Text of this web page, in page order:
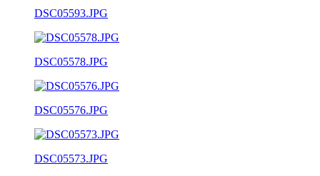
DSC05593.JPG
DSC05578.JPG
DSC05576.JPG
DSC05573.JPG